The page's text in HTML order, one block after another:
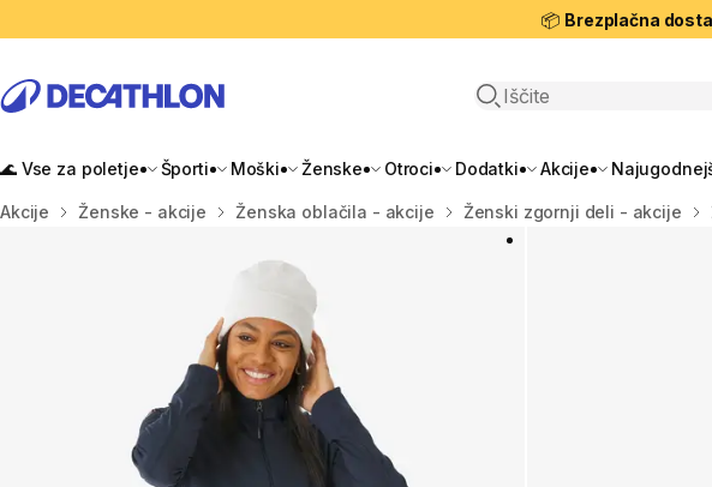
📦 Brezplačna
Odpri iskanje
🌊 Vse za poletje Športi Moški Ženske Otroci Dodatki Akcije
Domov
Akcije Ženske - akcije Ženska oblačila - akcije Ženski zgornji deli - akcije